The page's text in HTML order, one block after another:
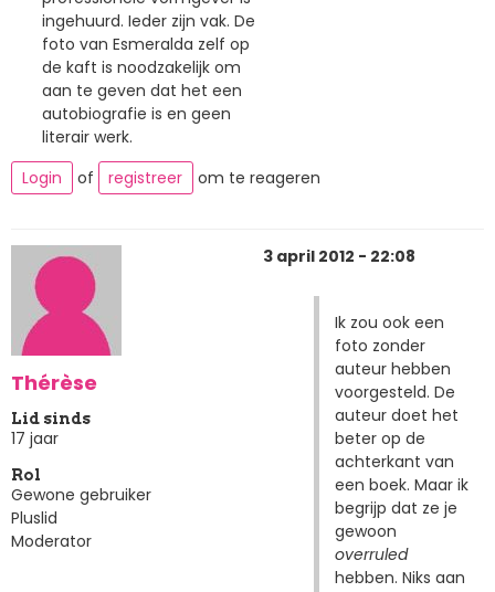
ingehuurd. Ieder zijn vak. De
foto van Esmeralda zelf op
de kaft is noodzakelijk om
aan te geven dat het een
autobiografie is en geen
literair werk.
Login
of registreer om te reageren
Thérèse
Lid sinds
17 jaar
Rol
Gewone gebruiker
Pluslid
Moderator
3 april 2012 - 22:08
Ik zou ook een
foto zonder
auteur hebben
voorgesteld. De
auteur doet het
beter op de
achterkant van
een boek. Maar ik
begrijp dat ze je
gewoon
overruled
hebben. Niks aan